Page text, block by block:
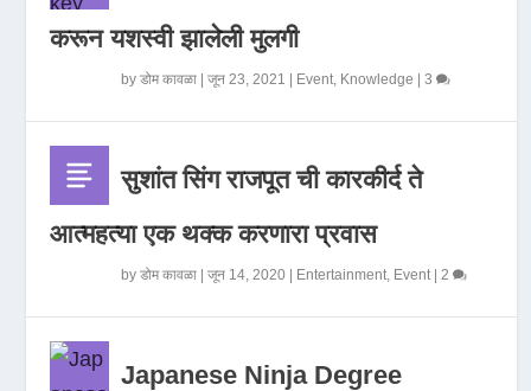
करून यशस्वी झालेली मुलगी
byडोम कावळा |जून 23, 2021 Event, Knowledge |3
सुशांत सिंग राजपूत ची कारकीर्द ते
आत्महत्या एक थक्क करणारा प्रवास
byडोम कावळा |जून 14, 2020 Entertainment, Event|2
Japanese Ninja Degree